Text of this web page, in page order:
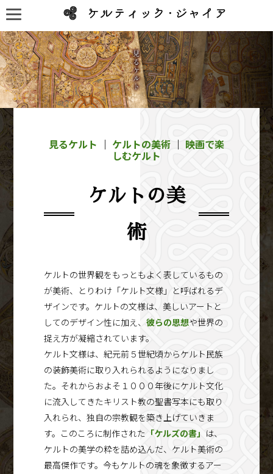
見るケルト ｜ ケルトの美術 ｜ 映画で楽
しむケルト
ケルトの美
術
ケルトの世界観をもっともよく表しているもの
が美術、とりわけ「ケルト文様」と呼ばれるデ
ザインです。ケルトの文様は、美しいアートと
してのデザイン性に加え、彼らの思想や世界の
捉え方が凝縮されています。
ケルト文様は、紀元前５世紀頃からケルト民族
の装飾美術に取り入れられるようになりまし
た。それからおよそ１０００年後にケルト文化
に流入してきたキリスト教の聖書写本にも取り
入れられ、独自の宗教観を築き上げていきま
す。このころに制作された 「ケルズの書」 は、
ケルトの美学の粋を詰め込んだ、ケルト美術の
最高傑作です。今もケルトの魂を象徴するアー